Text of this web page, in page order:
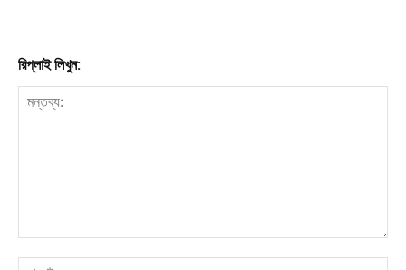
রিপ্লাই লিখুন: